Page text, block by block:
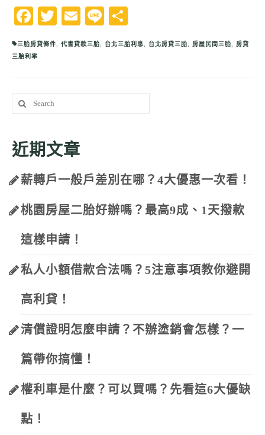
Facebook
Twitter
EmailLine
享
三胎房貸條件, 代書貸款三胎, 台北三胎利息, 台北房貸三胎, 房屋民間三胎, 房貸
三胎利率
Search
for:
近期文章
薪轉戶一般戶差別在哪？4大優惠一次看！
桃園房屋二胎好辦嗎？最高9成、1天撥款
這樣申請！
私人小額借款合法嗎？5注意事項教你避開
高利貸！
清償證明怎麼申請？不辦塗銷會怎樣？一
篇帶你搞懂！
權利車是什麼？可以買嗎？先看這6大優缺
點！